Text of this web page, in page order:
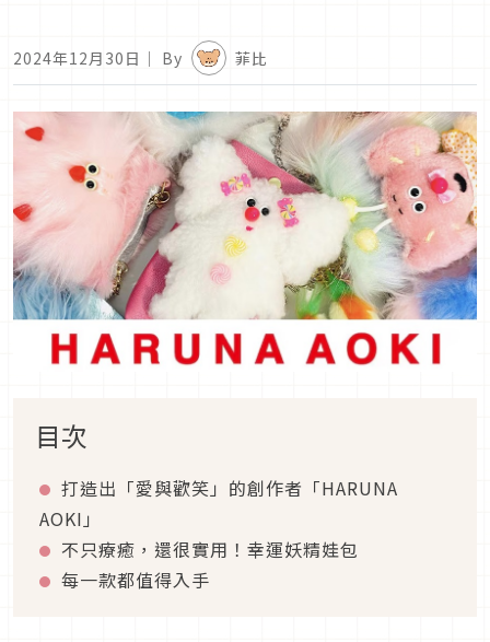
2024年12月30日 ｜ By 菲比
目次
打造出「愛與歡笑」的創作者「HARUNA
AOKI」
不只療癒，還很實用！幸運妖精娃包
每一款都值得入手